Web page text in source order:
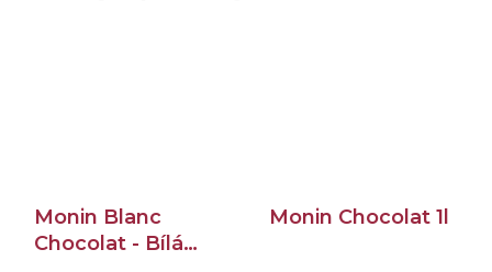
Monin Blanc
Chocolat - Bílá
Monin Chocolat 1l